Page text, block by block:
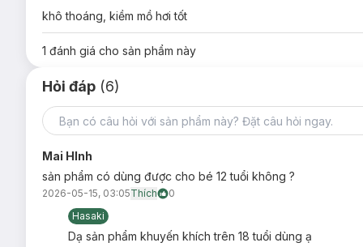
khô thoáng, kiềm mồ hơi tốt
1 đánh giá cho sản phẩm này
Hỏi đáp (6)
Mai HInh
sản phẩm có dùng được cho bé 12 tuổi không ?
2026-05-15, 03:05Thích
0
Hasaki
Dạ sản phẩm khuyến khích trên 18 tuổi dùng ạ